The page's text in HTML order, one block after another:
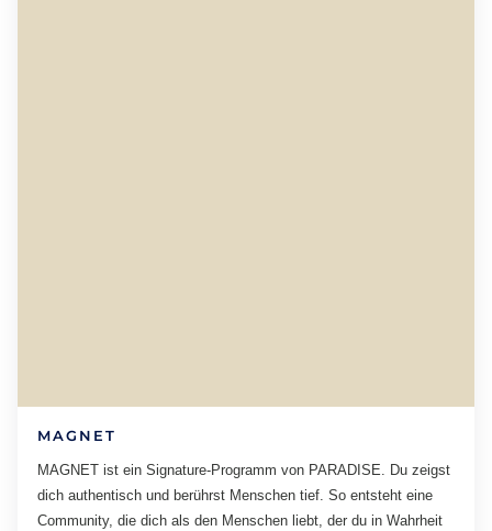
MAGNET
MAGNET ist ein Signature-Programm von PARADISE. Du zeigst
dich authentisch und berührst Menschen tief. So entsteht eine
Community, die dich als den Menschen liebt, der du in Wahrheit